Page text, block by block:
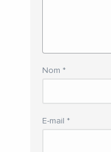
Nom *
E-mail *